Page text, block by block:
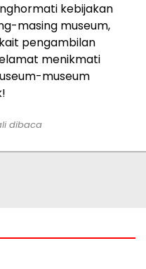
kebijakan
masing museum,
pengambilan
menikmati
museum
dibaca